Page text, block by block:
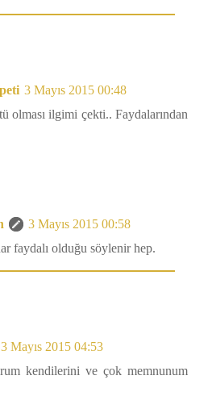
3 Mayıs 2015 00:48
olması ilgimi çekti.. Faydalarından
3 Mayıs 2015 00:58
faydalı olduğu söylenir hep.
3 Mayıs 2015 04:53
kendilerini ve çok memnunum